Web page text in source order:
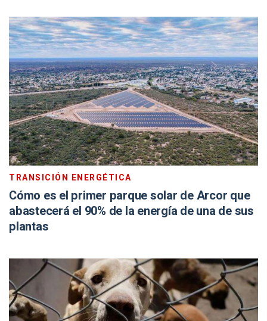
TRANSICIÓN ENERGÉTICA
Cómo es el primer parque solar de Arcor que
abastecerá el 90% de la energía de una de sus
plantas